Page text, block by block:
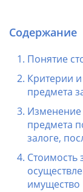
Содержание
Понятие
Критерии
предмета
предмета
залоге,
Стоимость
имущество